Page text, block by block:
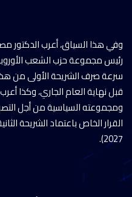
وفي هذا السياق، أعرب
رئيس مجموعة حزب الشعب
سرعة صرف الشريحة الأولى من هذه
قبل نهاية العام الجاري، وكذا
ومجموعته السياسية من أجل
2027).